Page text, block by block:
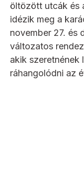
öltözött utcák és
idézik meg a
november 27. és
változatos
akik szeretnének
ráhangolódni az